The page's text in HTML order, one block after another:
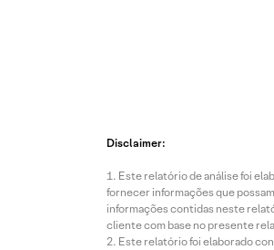
Disclaimer:
Este relatório de análise foi
fornecer informações que
informações contidas neste
cliente com base no presente
Este relatório foi elaborado